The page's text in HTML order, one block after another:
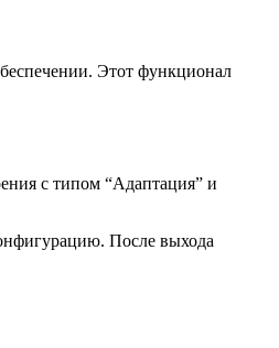
Этот функционал
с типом “Адаптация” и
После выхода